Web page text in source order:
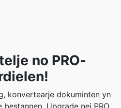
no PRO-
konvertearje dokuminten yn
Upgrade nei PRO